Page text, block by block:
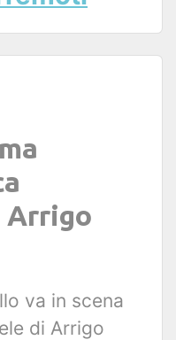
va in scena
di Arrigo